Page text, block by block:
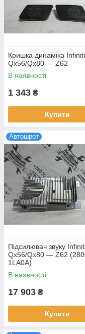
Кришка динаміка Infiniti
Qx56/Qx80 — Z62
В наявності
1 343 ₴
Купити
Автошрот
Підсилювач звуку
Qx56/Qx80 — Z62
1LA0A)
В наявності
17 903 ₴
Купити